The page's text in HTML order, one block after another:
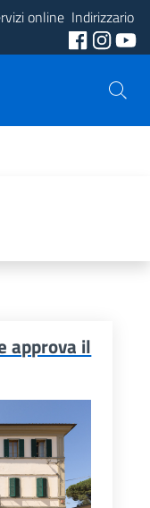
online Indirizzario
approva il